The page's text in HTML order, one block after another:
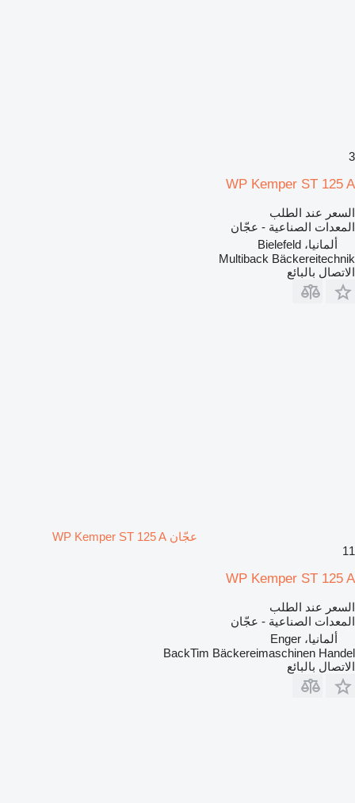
3
WP Kemper ST 125 A
السعر عند الطلب
المعدات الصناعية - عجّان
ألمانيا، Bielefeld
Multiback Bäckereitechnik
الاتصال بالبائع
عجّان WP Kemper ST 125 A
11
WP Kemper ST 125 A
السعر عند الطلب
المعدات الصناعية - عجّان
ألمانيا، Enger
BackTim Bäckereimaschinen Handel
الاتصال بالبائع